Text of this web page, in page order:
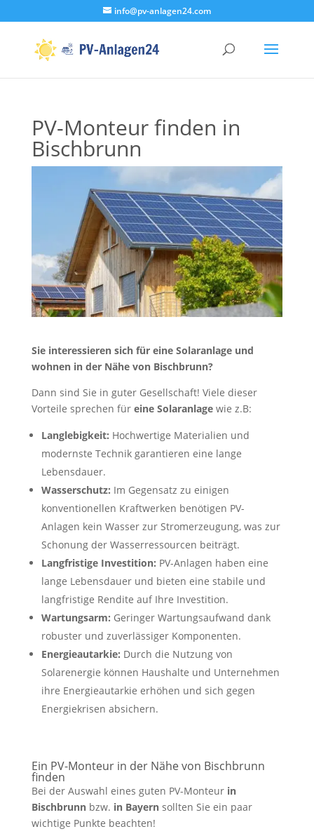
info@pv-anlagen24.com
PV-Monteur finden in
Bischbrunn
Sie interessieren sich für eine Solaranlage und
wohnen in der Nähe von Bischbrunn?
Dann sind Sie in guter Gesellschaft! Viele dieser
Vorteile sprechen für eine Solaranlage wie z.B:
Langlebigkeit: Hochwertige Materialien und
modernste Technik garantieren eine lange
Lebensdauer.
Wasserschutz: Im Gegensatz zu einigen
konventionellen Kraftwerken benötigen PV-
Anlagen kein Wasser zur Stromerzeugung, was zur
Schonung der Wasserressourcen beiträgt.
Langfristige Investition: PV-Anlagen haben eine
lange Lebensdauer und bieten eine stabile und
langfristige Rendite auf Ihre Investition.
Wartungsarm: Geringer Wartungsaufwand dank
robuster und zuverlässiger Komponenten.
Energieautarkie: Durch die Nutzung von
Solarenergie können Haushalte und Unternehmen
ihre Energieautarkie erhöhen und sich gegen
Energiekrisen absichern.
Ein PV-Monteur in der Nähe von Bischbrunn
finden
Bei der Auswahl eines guten PV-Monteur in
Bischbrunnbzw. in Bayern sollten Sie ein paar
wichtige Punkte beachten!